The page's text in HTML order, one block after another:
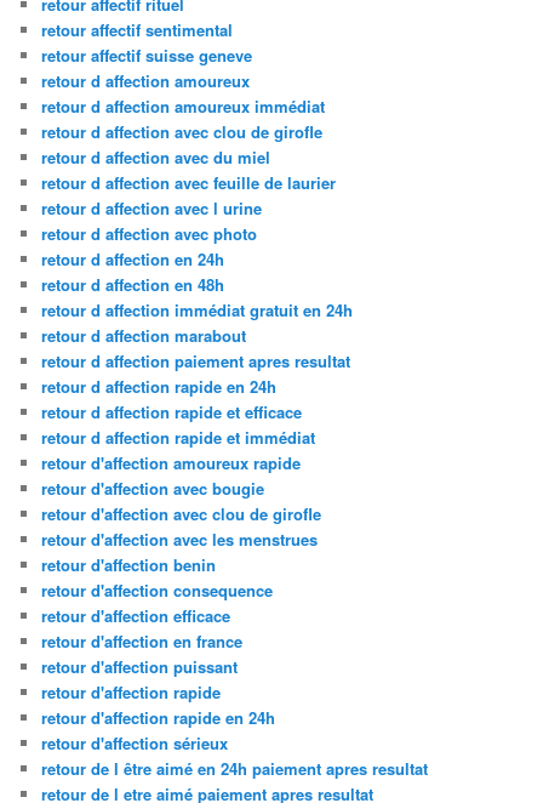
retour affectif sentimental
retour affectif suisse geneve
retour d affection amoureux
retour d affection amoureux immédiat
retour d affection avec clou de girofle
retour d affection avec du miel
retour d affection avec feuille de laurier
retour d affection avec l urine
retour d affection avec photo
retour d affection en 24h
retour d affection en 48h
retour d affection immédiat gratuit en 24h
retour d affection marabout
retour d affection paiement apres resultat
retour d affection rapide en 24h
retour d affection rapide et efficace
retour d affection rapide et immédiat
retour d'affection amoureux rapide
retour d'affection avec bougie
retour d'affection avec clou de girofle
retour d'affection avec les menstrues
retour d'affection benin
retour d'affection consequence
retour d'affection efficace
retour d'affection en france
retour d'affection puissant
retour d'affection rapide
retour d'affection rapide en 24h
retour d'affection sérieux
retour de l être aimé en 24h paiement apres resultat
retour de l etre aimé paiement apres resultat